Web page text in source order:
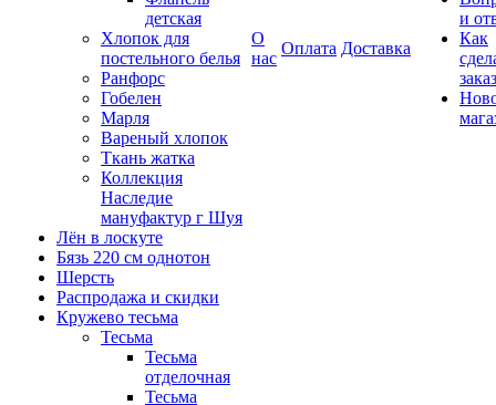
детская
Хлопок для
постельного белья
Ранфорс
Гобелен
Марля
Вареный хлопок
Ткань жатка
Коллекция
Наследие
мануфактур г Шуя
Лён в лоскуте
Бязь 220 см однотон
Шерсть
Распродажа и скидки
Кружево тесьма
Тесьма
Тесьма
отделочная
Тесьма
О
нас
Оплата Доставка
и
Как
заказ